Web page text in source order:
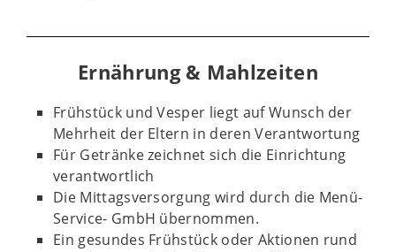
Ernährung & Mahlzeiten
Frühstück und Vesper liegt auf Wunsch der
Mehrheit der Eltern in deren Verantwortung
Für Getränke zeichnet sich die Einrichtung
verantwortlich
Die Mittagsversorgung wird durch die Menü-
Service- GmbH übernommen.
Ein gesundes Frühstück oder Aktionen rund